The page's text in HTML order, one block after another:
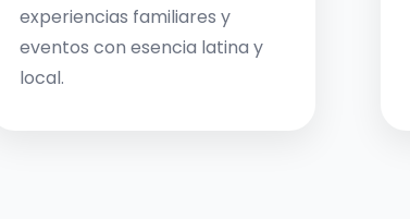
experiencias familiares y
eventos con esencia latina y
local.